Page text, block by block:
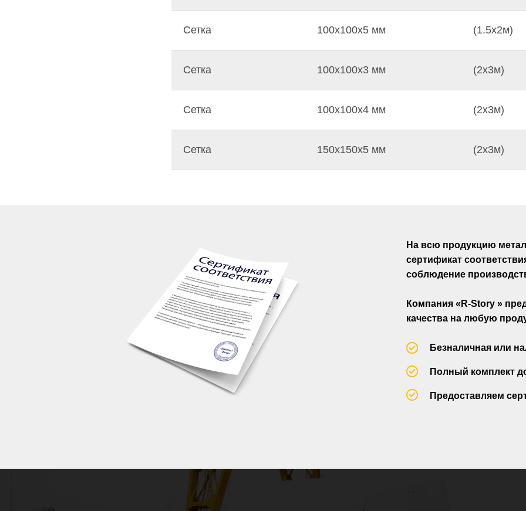
Сетка 100х100х5 мм (1.5х2м)
Сетка 100х100х3 мм (2х3м)
Сетка 100х100х4 мм (2х3м)
Сетка 150х150х5 мм (2х3м)
На всю продукцию
сертификат
соблюдение
Компания «R-Story »
качества на любую
Безналичная или
Полный комплект
Предоставляем